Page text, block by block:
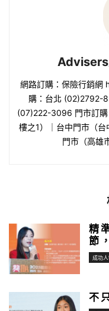
Advisers
網路訂購：保險行銷
購：台北 (02)2792-
(07)222-3096 門市訂
樓之1）｜台中門市（
門市（高雄
精
節
成功
不